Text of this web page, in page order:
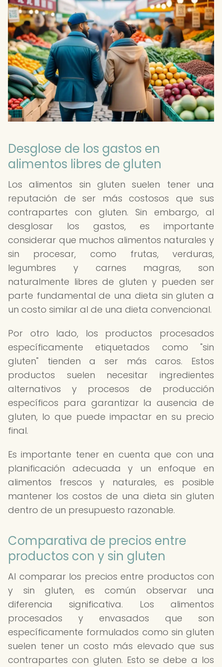
Desglose de los gastos en
alimentos libres de gluten
Los alimentos sin gluten suelen tener una
reputación de ser más costosos que sus
contrapartes con gluten. Sin embargo, al
desglosar los gastos, es importante
considerar que muchos alimentos naturales y
sin procesar, como frutas, verduras,
legumbres y carnes magras, son
naturalmente libres de gluten y pueden ser
parte fundamental de una dieta sin gluten a
un costo similar al de una dieta convencional.
Por otro lado, los productos procesados
específicamente etiquetados como "sin
gluten" tienden a ser más caros. Estos
productos suelen necesitar ingredientes
alternativos y procesos de producción
específicos para garantizar la ausencia de
gluten, lo que puede impactar en su precio
final.
Es importante tener en cuenta que con una
planificación adecuada y un enfoque en
alimentos frescos y naturales, es posible
mantener los costos de una dieta sin gluten
dentro de un presupuesto razonable.
Comparativa de precios entre
productos con y sin gluten
Al comparar los precios entre productos con
y sin gluten, es común observar una
diferencia significativa. Los alimentos
procesados y envasados que son
específicamente formulados como sin gluten
suelen tener un costo más elevado que sus
contrapartes con gluten. Esto se debe a los